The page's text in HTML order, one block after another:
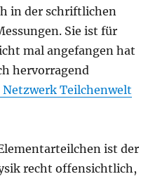
in der schriftlichen
Sie ist für
mal angefangen hat
hervorragend
Netzwerk Teilchenwelt
ist der
recht offensichtlich,